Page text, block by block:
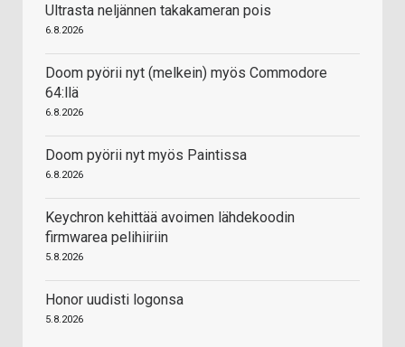
Ultrasta neljännen takakameran pois
6.8.2026
Doom pyörii nyt (melkein) myös Commodore
64:llä
6.8.2026
Doom pyörii nyt myös Paintissa
6.8.2026
Keychron kehittää avoimen lähdekoodin
firmwarea pelihiiriin
5.8.2026
Honor uudisti logonsa
5.8.2026